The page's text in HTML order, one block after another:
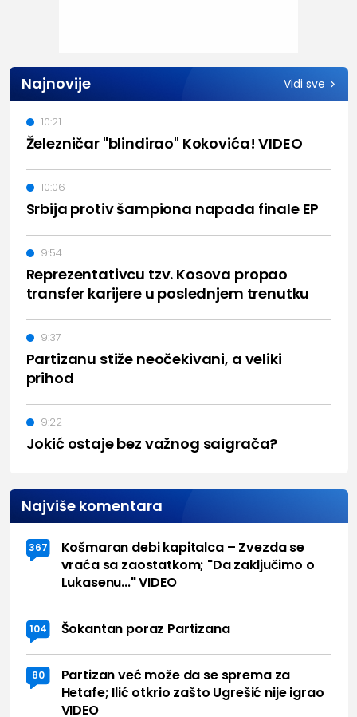
Najnovije Vidi sve
Železničar "blindirao" Kokovića! VIDEO
10:21
Srbija protiv šampiona napada finale EP
10:06
Reprezentativcu tzv. Kosova propao
transfer karijere u poslednjem trenutku
9:54
Partizanu stiže neočekivani, a veliki
prihod
9:37
Jokić ostaje bez važnog saigrača?
9:22
Najviše komentara
367
Košmaran debi kapitalca – Zvezda se
vraća sa zaostatkom; "Da zaključimo o
Lukasenu..." VIDEO
104 Šokantan poraz Partizana
80
Partizan već može da se sprema za
Hetafe; Ilić otkrio zašto Ugrešić nije igrao
VIDEO